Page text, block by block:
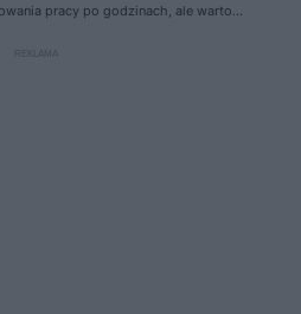
pracy po godzinach, ale warto